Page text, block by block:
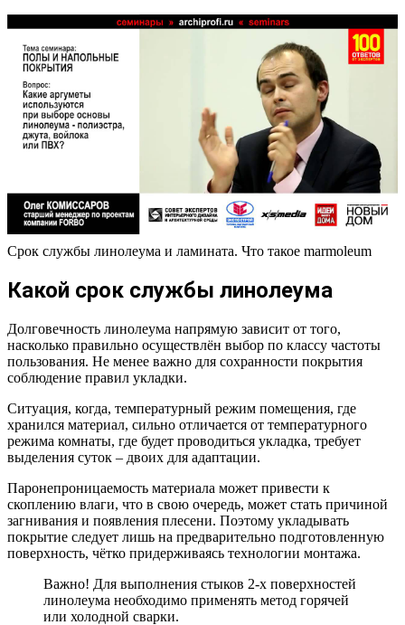
Срок службы линолеума и ламината. Что такое marmoleum
Какой срок службы линолеума
Долговечность линолеума напрямую зависит от того,
насколько правильно осуществлён выбор по классу частоты
пользования. Не менее важно для сохранности покрытия
соблюдение правил укладки.
Ситуация, когда, температурный режим помещения, где
хранился материал, сильно отличается от температурного
режима комнаты, где будет проводиться укладка, требует
выделения суток – двоих для адаптации.
Паронепроницаемость материала может привести к
скоплению влаги, что в свою очередь, может стать причиной
загнивания и появления плесени. Поэтому укладывать
покрытие следует лишь на предварительно подготовленную
поверхность, чётко придерживаясь технологии монтажа.
Важно! Для выполнения стыков 2-х поверхностей
линолеума необходимо применять метод горячей
или холодной сварки.